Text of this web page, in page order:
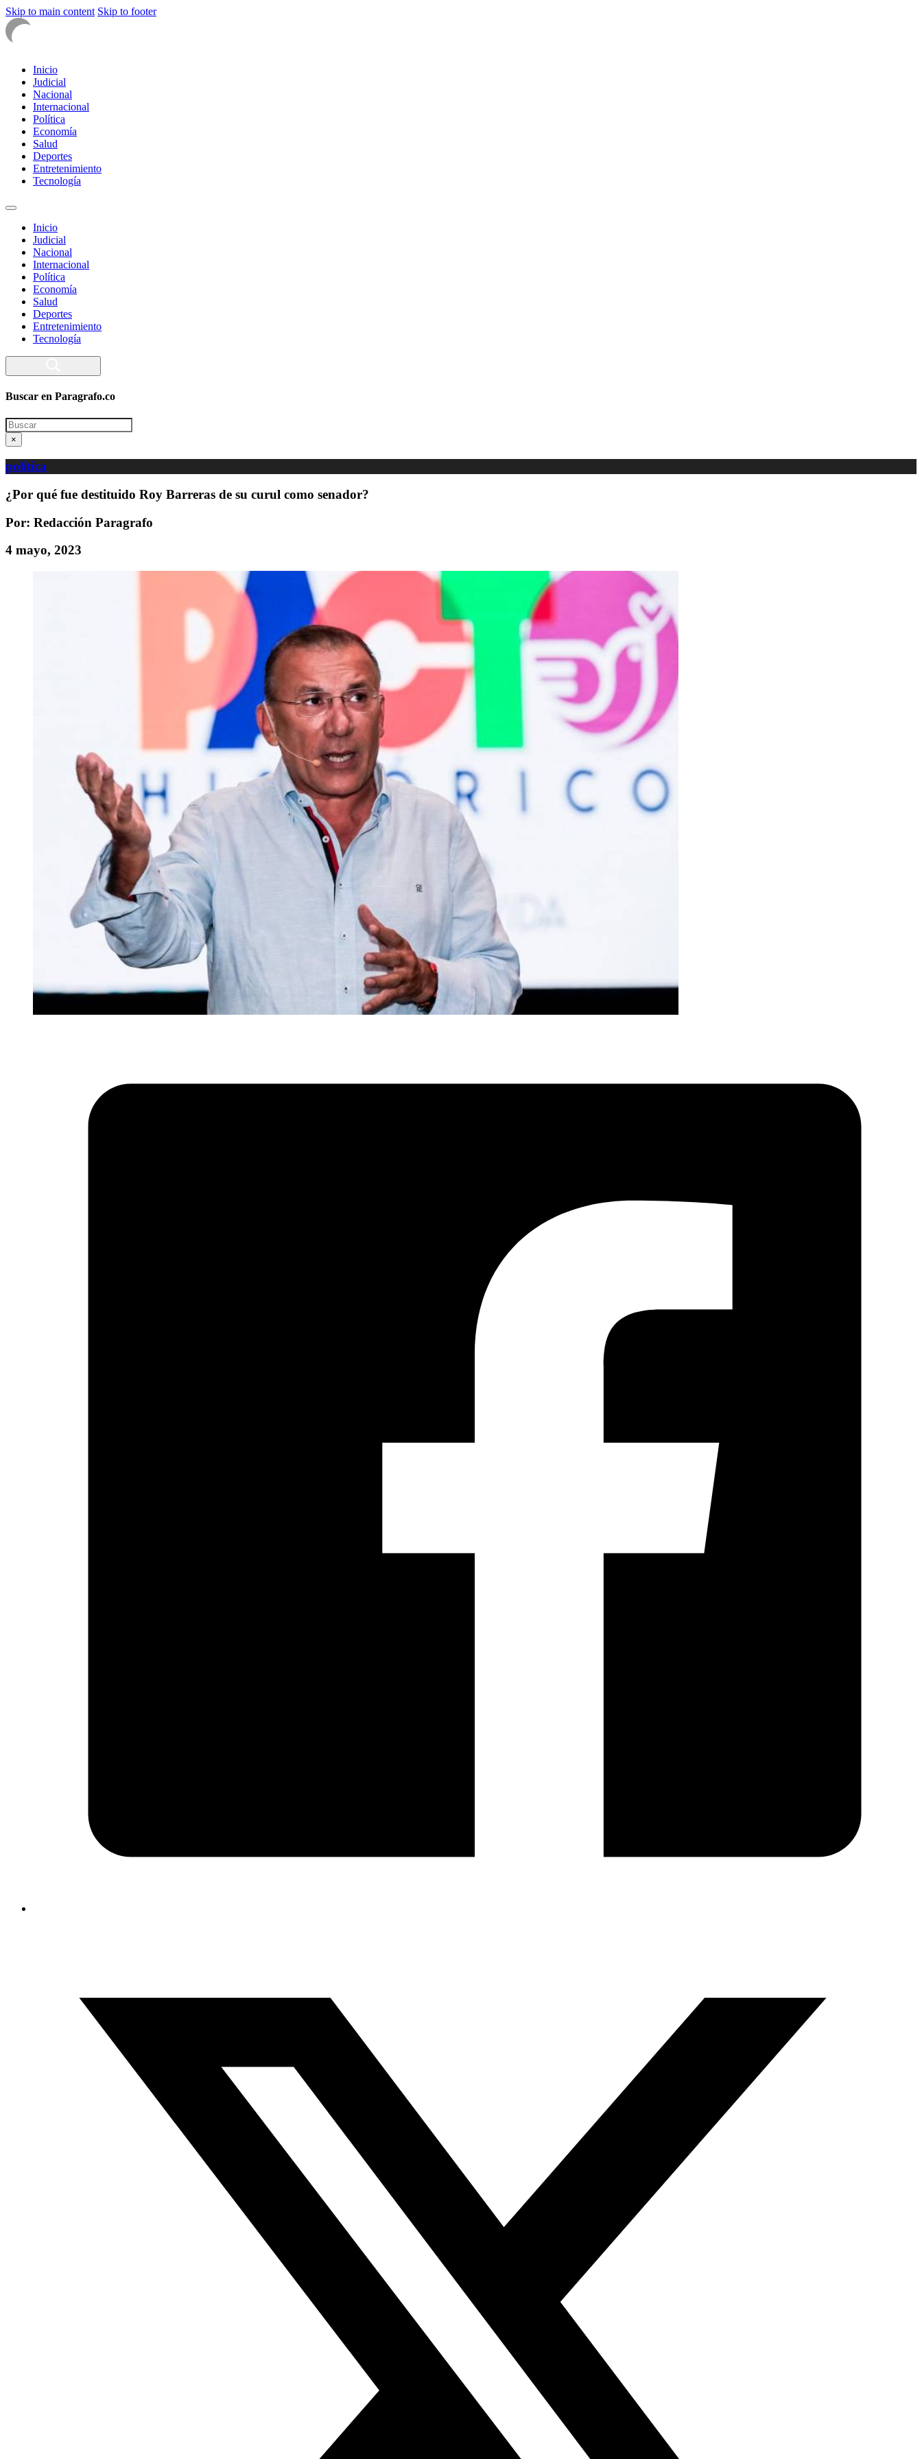
Skip to main content Skip to footer
Inicio
Judicial
Nacional
Internacional
Política
Economía
Salud
Deportes
Entretenimiento
Tecnología
Inicio
Judicial
Nacional
Internacional
Política
Economía
Salud
Deportes
Entretenimiento
Tecnología
Buscar en Paragrafo.co
Search
×
política
¿Por qué fue destituido Roy Barreras de su curul como senador?
Por: Redacción Paragrafo
4 mayo, 2023